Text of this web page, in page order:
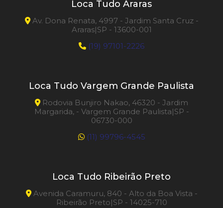
Loca Tudo Araras
Av. Dona Renata, 4997 - Jardim Santa Cruz -
Araras|SP - 13600-001
(19) 97101-2226
Loca Tudo Vargem Grande Paulista
Rodovia Bunjiro Nakao, 46320 - Jardim
Margarida, - Vargem Grande Paulista|SP -
06730-000
(11) 99796-4545
Loca Tudo Ribeirão Preto
Avenida Caramuru, 840 - Alto da Boa Vista -
Ribeirão Preto|SP - 14025-710